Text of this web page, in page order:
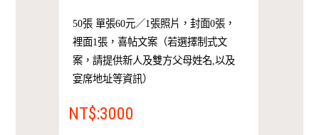
50張 單張60元／1張照片，封面0張，
裡面1張，喜帖文案（若選擇制式文
案，請提供新人及雙方父母姓名,以及
宴席地址等資訊）
NT$:3000